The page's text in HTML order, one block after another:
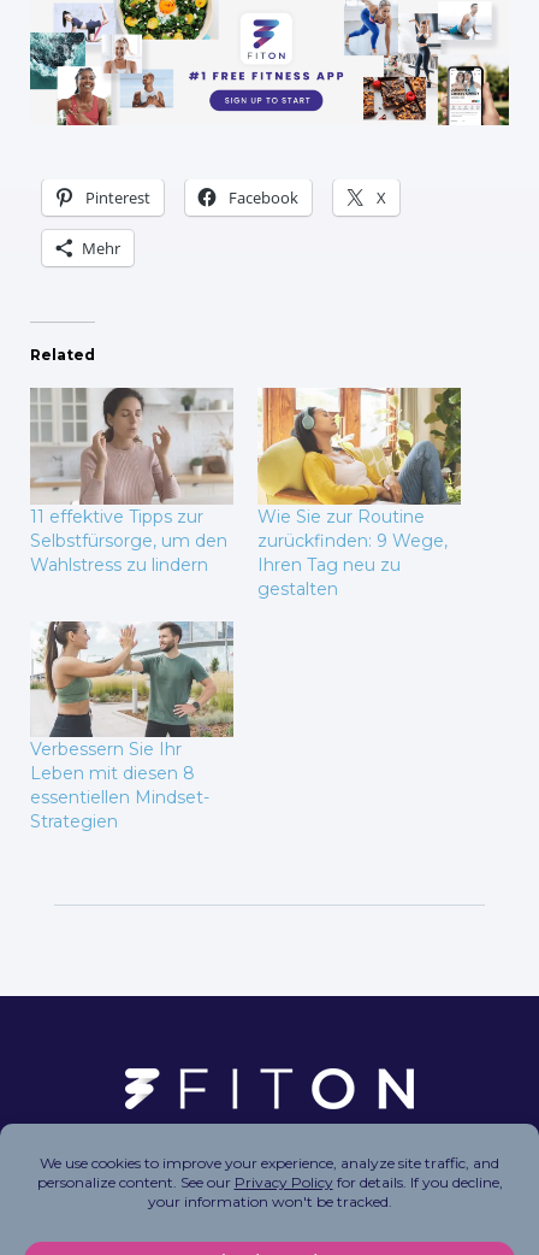
Pinterest Facebook X
Mehr
Related
11 effektive Tipps zur
Selbstfürsorge, um den
Wahlstress zu lindern
Wie Sie zur Routine
zurückfinden: 9 Wege,
Ihren Tag neu zu
gestalten
Verbessern Sie Ihr
Leben mit diesen 8
essentiellen Mindset-
Strategien
Copyright © 2026 FitOn Inc. All Rights Reserved.